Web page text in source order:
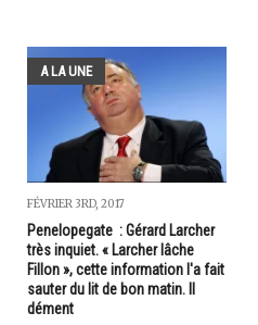
A LA UNE
FÉVRIER 3RD, 2017
Penelopegate : Gérard Larcher
très inquiet. « Larcher lâche
Fillon », cette information l'a fait
sauter du lit de bon matin. Il
dément